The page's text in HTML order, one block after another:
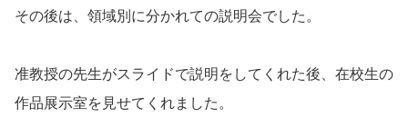
その後は、領域別に分かれての説明会でした。
准教授の先生がスライドで説明をしてくれた後、在校生の
作品展示室を見せてくれました。